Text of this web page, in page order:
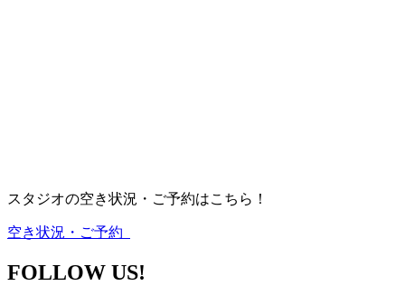
スタジオの空き状況・ご予約はこちら！
空き状況・ご予約
FOLLOW US!